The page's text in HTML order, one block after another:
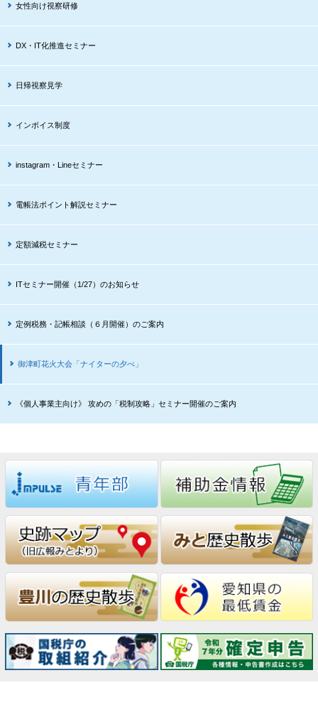
女性向け視察研修
DX・IT化推進セミナー
日帰視察見学
インボイス制度
instagram・Lineセミナー
電帳法ポイント解説セミナー
定額減税セミナー
ITセミナー開催（1/27）のお知らせ
定例税務・記帳相談（６月開催）のご案内
御津町花火大会「ナイターの夕べ」
《個人事業主向け》 攻めの「税制攻略」セミナー開催のご案内